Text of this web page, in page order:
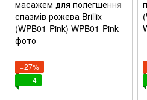
−27%
4